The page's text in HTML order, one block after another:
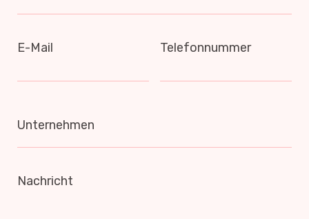
E-Mail Telefonnummer
Unternehmen
Nachricht